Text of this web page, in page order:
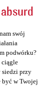
swój
podwórku?
ciągle
siedzi przy
być w Twojej